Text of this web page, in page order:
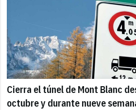
Cierra el túnel de Mont Blanc
octubre y durante nueve